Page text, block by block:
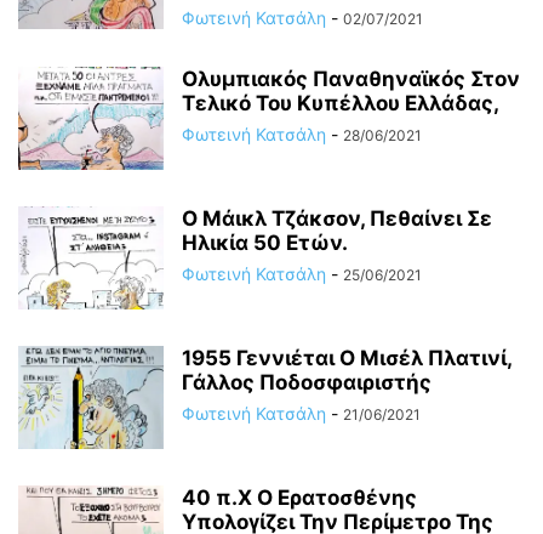
Φωτεινή Κατσάλη - 02/07/2021
Ολυμπιακός Παναθηναϊκός Στον
Τελικό Του Κυπέλλου Ελλάδας,
Φωτεινή Κατσάλη - 28/06/2021
Ο Μάικλ Τζάκσον, Πεθαίνει Σε
Ηλικία 50 Ετών.
Φωτεινή Κατσάλη - 25/06/2021
1955 Γεννιέται O Μισέλ Πλατινί,
Γάλλος Ποδοσφαιριστής
Φωτεινή Κατσάλη - 21/06/2021
40 π.Χ Ο Ερατοσθένης
Υπολογίζει Την Περίμετρο Της